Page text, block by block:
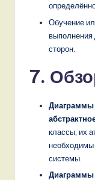
Обучение
выполнения
сторон.
7.
Диаграммы
классы, их
необходимы
системы.
Диаграммы